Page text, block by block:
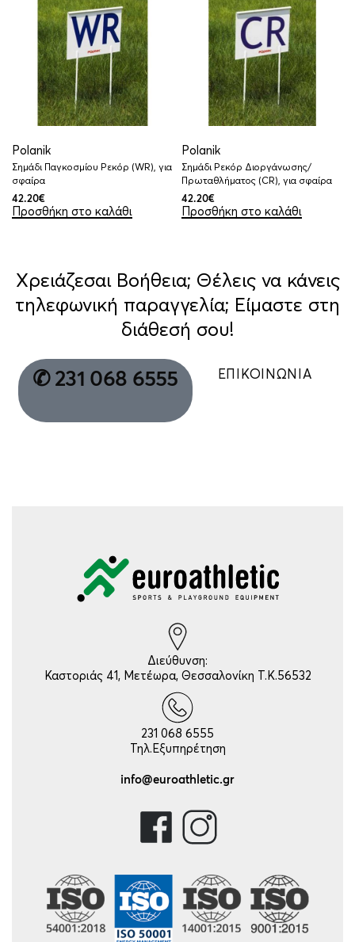
Polanik
Σημάδι Παγκοσμίου Ρεκόρ (WR), για
σφαίρα
42.20€
Προσθήκη στο καλάθι
Polanik
Σημάδι Ρεκόρ Διοργάνωσης/
Πρωταθλήματος (CR), για σφαίρα
42.20€
Προσθήκη στο καλάθι
Χρειάζεσαι Βοήθεια; Θέλεις να κάνεις
τηλεφωνική παραγγελία; Είμαστε στη
διάθεσή σου!
✆ 231 068 6555 ΕΠΙΚΟΙΝΩΝΙΑ
Διεύθυνση:
Καστοριάς 41, Μετέωρα, Θεσσαλονίκη Τ.Κ.56532
231 068 6555
Τηλ.Εξυπηρέτηση
info@euroathletic.gr